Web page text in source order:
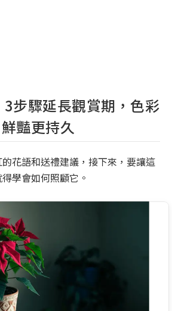
步驟延長觀賞期，色彩
鮮豔更持久
花語和送禮建議，接下來，要讓這
學會如何照顧它。